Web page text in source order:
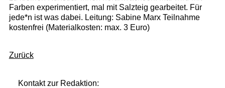
Farben experimentiert, mal mit Salzteig gearbeitet. Für
jede*n ist was dabei. Leitung: Sabine Marx Teilnahme
kostenfrei (Materialkosten: max. 3 Euro)
Zurück
Kontakt zur Redaktion: